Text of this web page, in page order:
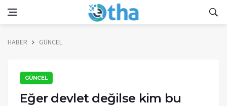
HABER GÜNCEL
GÜNCEL
Eğer devlet değilse kim bu